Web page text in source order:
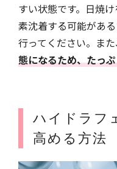
すい状態です。日焼
素沈着する可能があ
行ってください。また
態になるため、たっ
ハイドラフ
高める方法